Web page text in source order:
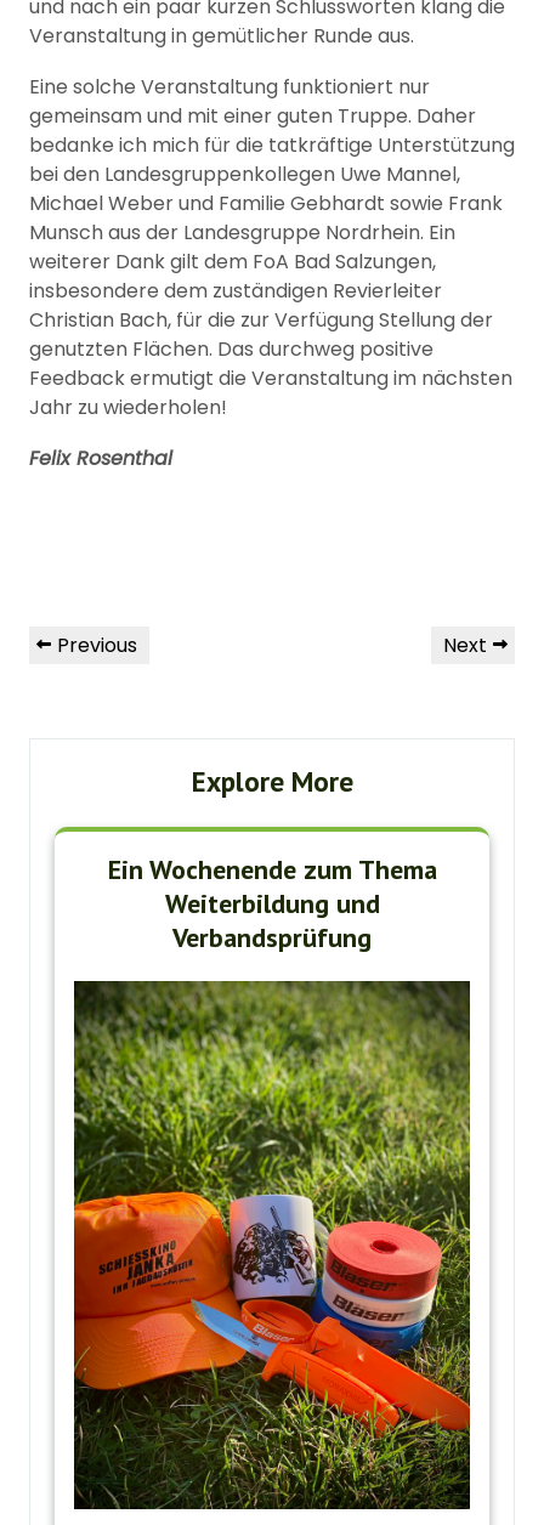
und nach ein paar kurzen Schlussworten klang die
Veranstaltung in gemütlicher Runde aus.
Eine solche Veranstaltung funktioniert nur
gemeinsam und mit einer guten Truppe. Daher
bedanke ich mich für die tatkräftige Unterstützung
bei den Landesgruppenkollegen Uwe Mannel,
Michael Weber und Familie Gebhardt sowie Frank
Munsch aus der Landesgruppe Nordrhein. Ein
weiterer Dank gilt dem FoA Bad Salzungen,
insbesondere dem zuständigen Revierleiter
Christian Bach, für die zur Verfügung Stellung der
genutzten Flächen. Das durchweg positive
Feedback ermutigt die Veranstaltung im nächsten
Jahr zu wiederholen!
Felix Rosenthal
Beitragsnavigation
Previous
Previous
Next
Next
Explore More
Ein Wochenende zum Thema
Weiterbildung und
Verbandsprüfung